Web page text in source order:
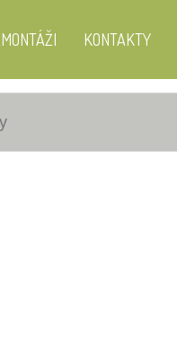
KONTAKTY